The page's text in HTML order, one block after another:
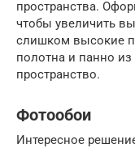
пространства.
чтобы увеличить
слишком высокие
полотна и панно
пространство.
Фотообои
Интересное